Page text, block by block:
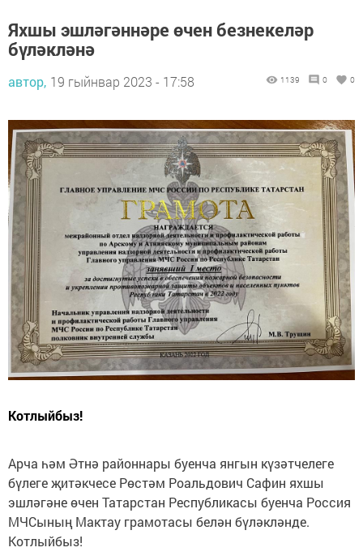
Яхшы эшләгәннәре өчен безнекеләр
бүләкләнә
автор, 19 гыйнвар 2023 - 17:58 1139 0 0
Котлыйбыз!
Арча һәм Әтнә районнары буенча янгын күзәтчелеге
бүлеге җитәкчесе Рөстәм Роальдович Сафин яхшы
эшләгәне өчен Татарстан Республикасы буенча Россия
МЧСының Мактау грамотасы белән бүләкләнде.
Котлыйбыз!